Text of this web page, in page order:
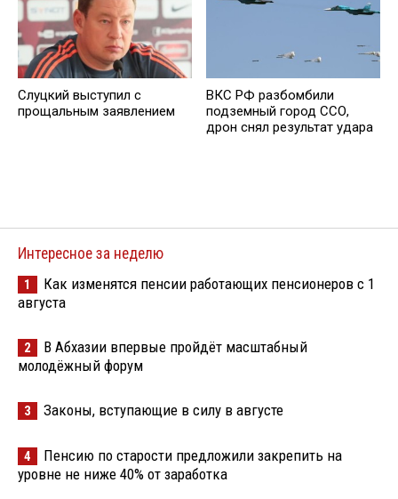
Слуцкий выступил с
прощальным заявлением
ВКС РФ разбомбили
подземный город ССО,
дрон снял результат удара
Интересное за неделю
1
Как изменятся пенсии работающих пенсионеров с 1
августа
2
В Абхазии впервые пройдёт масштабный
молодёжный форум
3 Законы, вступающие в силу в августе
4
Пенсию по старости предложили закрепить на
уровне не ниже 40% от заработка